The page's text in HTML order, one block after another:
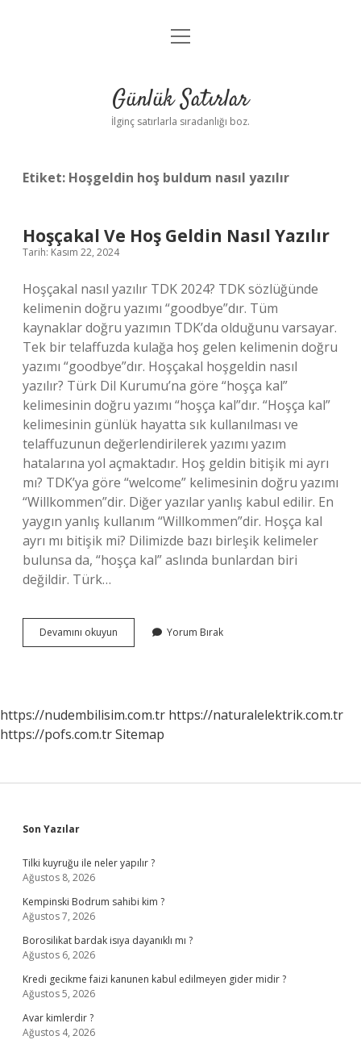
Anasayfa
Yasal Uyarı
menüyü
Günlük Satırlar
İlginç satırlarla sıradanlığı boz.
Etiket: Hoşgeldin hoş buldum nasıl yazılır
Hoşçakal Ve Hoş Geldin Nasıl Yazılır
Tarih: Kasım 22, 2024
Hoşçakal nasıl yazılır TDK 2024? TDK sözlüğünde
kelimenin doğru yazımı “goodbye”dır. Tüm
kaynaklar doğru yazımın TDK’da olduğunu varsayar.
Tek bir telaffuzda kulağa hoş gelen kelimenin doğru
yazımı “goodbye”dır. Hoşçakal hoşgeldin nasıl
yazılır? Türk Dil Kurumu’na göre “hoşça kal”
kelimesinin doğru yazımı “hoşça kal”dır. “Hoşça kal”
kelimesinin günlük hayatta sık kullanılması ve
telaffuzunun değerlendirilerek yazımı yazım
hatalarına yol açmaktadır. Hoş geldin bitişik mi ayrı
mı? TDK’ya göre “welcome” kelimesinin doğru yazımı
“Willkommen”dir. Diğer yazılar yanlış kabul edilir. En
yaygın yanlış kullanım “Willkommen”dir. Hoşça kal
ayrı mı bitişik mi? Dilimizde bazı birleşik kelimeler
bulunsa da, “hoşça kal” aslında bunlardan biri
değildir. Türk…
Devamını okuyun Hoşçakal
Ve
Yorum Bırak
https://nudembilisim.com.tr https://naturalelektrik.com.tr
https://pofs.com.trSitemap
Sidebar
Son Yazılar
Tilki kuyruğu ile neler yapılır ?
Ağustos 8, 2026
Kempinski Bodrum sahibi kim ?
Ağustos 7, 2026
Borosilikat bardak isıya dayanıklı mı ?
Ağustos 6, 2026
Kredi gecikme faizi kanunen kabul edilmeyen gider midir ?
Ağustos 5, 2026
Avar kimlerdir ?
Ağustos 4, 2026